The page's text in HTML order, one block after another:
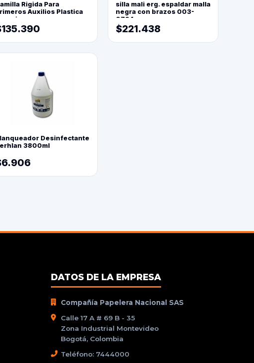
Rigida Para
Auxilios Plastica
silla mali erg. espaldar malla
negra con brazos 003-
0794
$221.438
Desinfectante
3800ml
DATOS DE LA EMPRESA
Compañía Papelera Nacional SAS
Calle 17 A # 69 B - 35
Zona Industrial Montevideo
Bogotá, Colombia
Teléfono: 7444000